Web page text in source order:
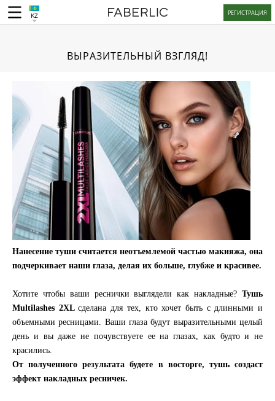
KZ РЕГИСТРАЦИЯ
ВЫРАЗИТЕЛЬНЫЙ ВЗГЛЯД!
Нанесение туши считается неотъемлемой частью макияжа, она
подчеркивает наши глаза, делая их больше, глубже и красивее.
Хотите чтобы ваши реснички выглядели как накладные? Тушь
Multilashes 2XLсделана для тех, кто хочет быть с длинными и
объемными ресницами. Ваши глаза будут выразительными целый
день и вы даже не почувствуете ее на глазах, как будто и не
красились.
От полученного результата будете в восторге, тушь создаст
эффект накладных ресничек.